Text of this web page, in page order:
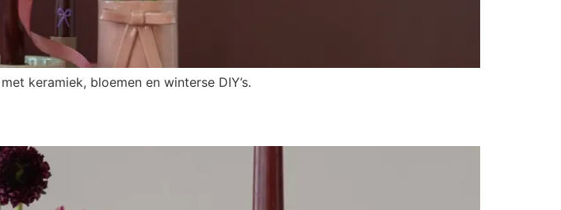
keramiek, bloemen en winterse DIY’s.